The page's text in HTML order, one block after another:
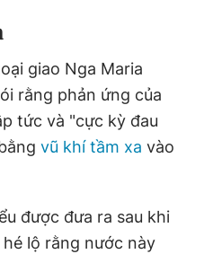
giao Nga Maria
rằng phản ứng của
tức và "cực kỳ đau
vũ khí tầm xa vào
được đưa ra sau khi
lộ rằng nước này